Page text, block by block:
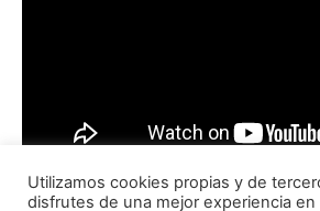
Utilizamos cookies propias y de
disfrutes de una mejor experiencia en